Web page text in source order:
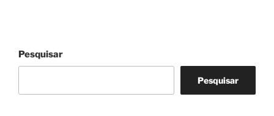
Pesquisar
Pesquisar